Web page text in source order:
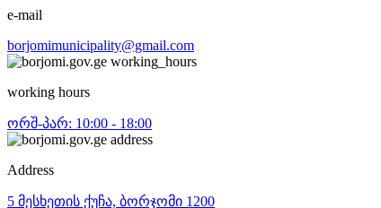
e-mail
borjomimunicipality@gmail.com
working hours
ორშ-პარ: 10:00 - 18:00
Address
5 მესხეთის ქუჩა, ბორჯომი 1200